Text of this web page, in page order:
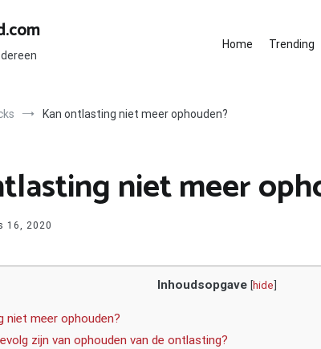
Home Trending
Kan ontlasting niet meer ophouden?
niet meer
16, 2020
Inhoudsopgave [hide]
niet meer ophouden?
zijn van ophouden van de ontlasting?